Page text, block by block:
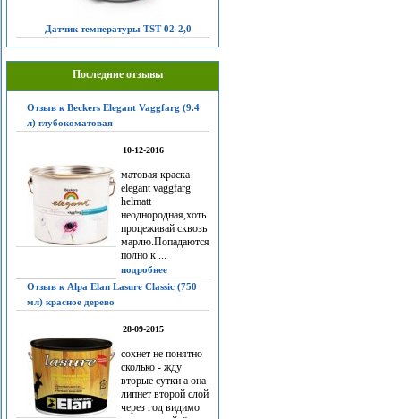
Датчик температуры TST-02-2,0
Последние отзывы
Отзыв к Beckers Elegant Vaggfarg (9.4
л) глубокоматовая
10-12-2016
матовая краска
elegant vaggfarg
helmatt
неоднородная,хоть
процеживай сквозь
марлю.Попадаются
полно к ...
подробнее
Отзыв к Alpa Elan Lasure Classic (750
мл) красное дерево
28-09-2015
сохнет не понятно
сколько - жду
вторые сутки а она
липнет второй слой
через год видимо